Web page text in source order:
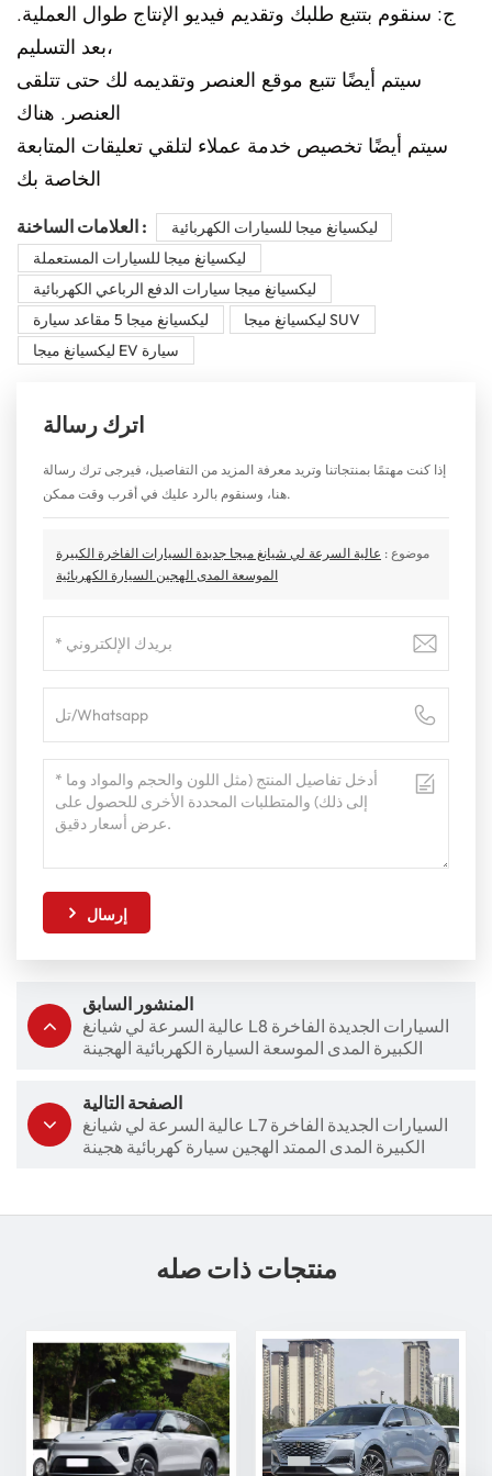
ج: سنقوم بتتبع طلبك وتقديم فيديو الإنتاج طوال العملية.
بعد التسليم،
سيتم أيضًا تتبع موقع العنصر وتقديمه لك حتى تتلقى
العنصر. هناك
سيتم أيضًا تخصيص خدمة عملاء لتلقي تعليقات المتابعة
الخاصة بك
العلامات الساخنة :
ليكسيانغ ميجا للسيارات الكهربائية
ليكسيانغ ميجا للسيارات المستعملة
ليكسيانغ ميجا سيارات الدفع الرباعي الكهربائية
ليكسيانغ ميجا 5 مقاعد سيارة
ليكسيانغ ميجا SUV
ليكسيانغ ميجا EV سيارة
اترك رسالة
إذا كنت مهتمًا بمنتجاتنا وتريد معرفة المزيد من التفاصيل، فيرجى ترك رسالة
هنا، وسنقوم بالرد عليك في أقرب وقت ممكن.
موضوع : عالية السرعة لي شيانغ ميجا جديدة السيارات الفاخرة الكبيرة
الموسعة المدى الهجين السيارة الكهربائية
إرسال
المنشور السابق
عالية السرعة لي شيانغ L8 السيارات الجديدة الفاخرة
الكبيرة المدى الموسعة السيارة الكهربائية الهجينة
الصفحة التالية
عالية السرعة لي شيانغ L7 السيارات الجديدة الفاخرة
الكبيرة المدى الممتد الهجين سيارة كهربائية هجينة
منتجات ذات صله